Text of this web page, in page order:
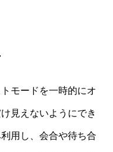
モードを一時的にオ
見えないようにでき
用し、会合や待ち合